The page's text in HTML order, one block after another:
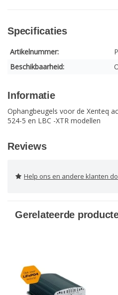
Specificaties
Artikelnummer:
Beschikbaarheid:
Informatie
Ophangbeugels voor de Xenteq
524-5 en LBC -XTR modellen
Reviews
Help ons en andere klanten
Gerelateerde